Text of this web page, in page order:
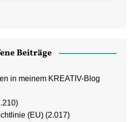
Beiträge
in meinem KREATIV-Blog
(EU) (2.017)